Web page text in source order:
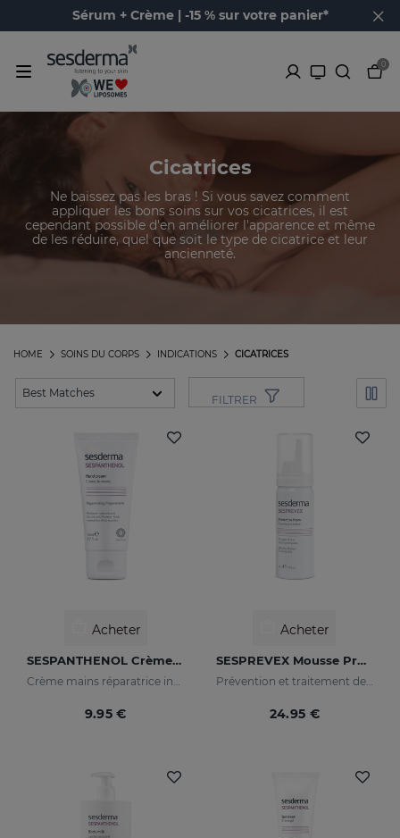
Sérum + Crème | -15 % sur votre panier*
0
Cicatrices
Ne baissez pas les bras ! Si vous savez comment
appliquer les bons soins sur vos cicatrices, il est
cependant possible d'en améliorer l'apparence et même
de les réduire, quel que soit le type de cicatrice et leur
ancienneté.
CICATRICES
INDICATIONS
SOINS DU CORPS
HOME
FILTRER
Acheter
SESPANTHENOL Crème Pour Les Mains
Crème mains réparatrice intensive
9.95 €
Acheter
SESPREVEX Mousse Protectrice
Prévention et traitement des irritations et brûlures de toutes sortes.
24.95 €